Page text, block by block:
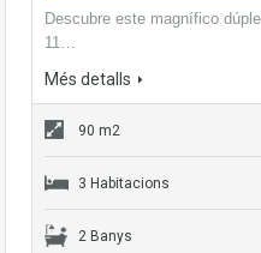
Descubre este magnífico
11…
Més detalls
90 m2
3 Habitacions
2 Banys